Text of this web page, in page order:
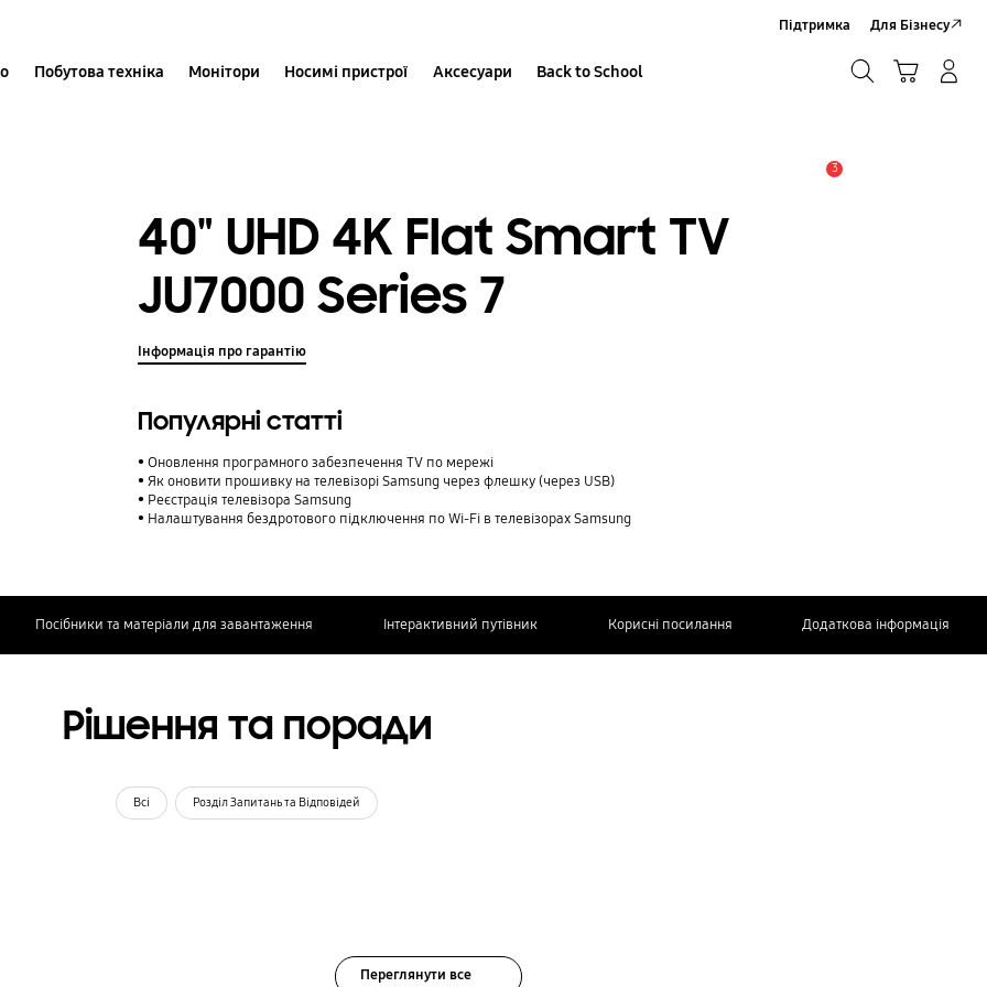
Побутова техніка Монітори Носимі пристрої Аксесуари Back to School
Підтримка Для Бізнесу
3
40" UHD 4K Flat Smart TV
JU7000 Series 7
Інформація про гарантію
Популярні статті
Оновлення програмного забезпечення TV по мережі
Як оновити прошивку на телевізорі Samsung через флешку (через USB)
Реєстрація телевізора Samsung
Налаштування бездротового підключення по Wi-Fi в телевізорах Samsung
Посібники та матеріали для завантаження Інтерактивний путівник Корисні посилання Додаткова інформація
Рішення та поради
Всі Розділ Запитань та Відповідей
Переглянути все